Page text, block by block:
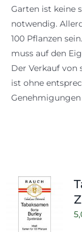
Garten ist keine
notwendig.
100 Pflanzen
muss auf den
Der Verkauf von
ist ohne